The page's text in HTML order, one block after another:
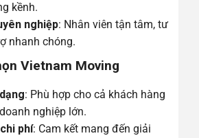
kềnh.
nghiệp: Nhân viên tận tâm, tư
nhanh chóng.
Vietnam Moving
: Phù hợp cho cả khách hàng
nghiệp lớn.
phí: Cam kết mang đến giải